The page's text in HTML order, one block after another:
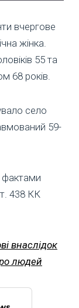
вчергове
жінка.
55 та
68 років.
село
59-
фактами
438 КК
внаслідок
людей